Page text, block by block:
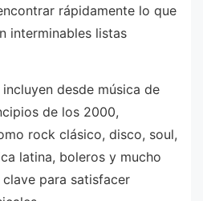
rápidamente lo que
interminables listas
desde música de
de los 2000,
rock clásico, disco, soul,
latina, boleros y mucho
para satisfacer